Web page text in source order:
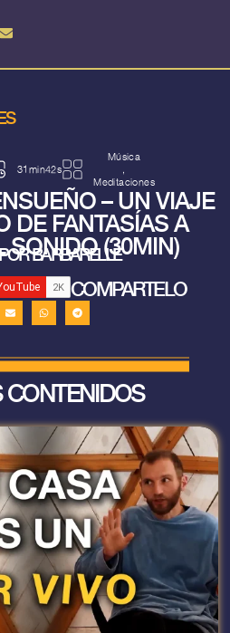
31min42s
Música
,
Meditaciones
– UN VIAJE
DE FANTASÍAS A
SONIDO (30MIN)
BARBARELLE
COMPARTELO